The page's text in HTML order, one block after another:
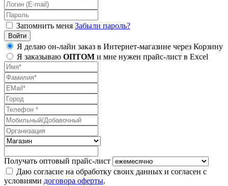
Запомнить меня Забыли пароль?
Я делаю он-лайн заказ в Интернет-магазине через Корзину
Я заказываю ОПТОМ и мне нужен прайс-лист в Excel
Получать оптовый прайс-лист
Даю согласие на обработку своих данных и согласен с
условиями договора оферты.